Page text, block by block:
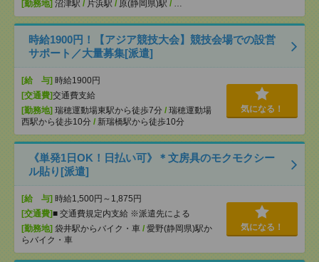
[勤務地] 沼津駅 / 片浜駅 / 原(静岡県)駅 / …
時給1900円！【アジア競技大会】競技会場での設営
サポート／大量募集[派遣]
[給 与] 時給1900円
[交通費]交通費支給
[勤務地] 瑞穂運動場東駅から徒歩7分 / 瑞穂運動場
西駅から徒歩10分 / 新瑞橋駅から徒歩10分
気になる！
《単発1日OK！日払い可》＊文房具のモクモクシー
ル貼り[派遣]
[給 与] 時給1,500円～1,875円
[交通費]■ 交通費規定内支給 ※派遣先による
[勤務地] 袋井駅からバイク・車 / 愛野(静岡県)駅か
らバイク・車
気になる！